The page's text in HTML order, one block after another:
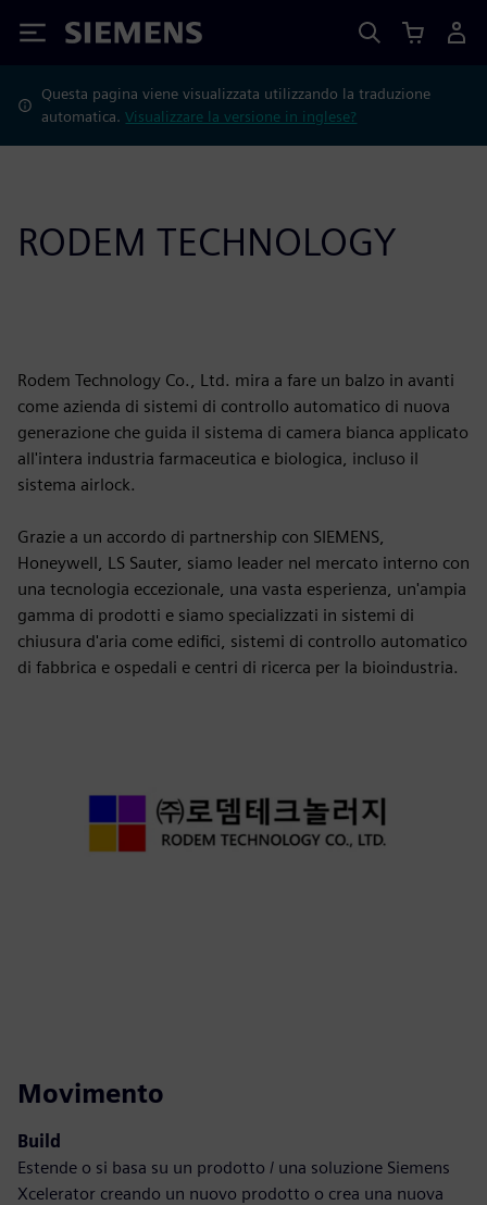
Siemens
Questa pagina viene visualizzata utilizzando la traduzione
automatica.Visualizzare la versione in inglese?
RODEM TECHNOLOGY
Rodem Technology Co., Ltd. mira a fare un balzo in avanti
come azienda di sistemi di controllo automatico di nuova
generazione che guida il sistema di camera bianca applicato
all'intera industria farmaceutica e biologica, incluso il
sistema airlock.
Grazie a un accordo di partnership con SIEMENS,
Honeywell, LS Sauter, siamo leader nel mercato interno con
una tecnologia eccezionale, una vasta esperienza, un'ampia
gamma di prodotti e siamo specializzati in sistemi di
chiusura d'aria come edifici, sistemi di controllo automatico
di fabbrica e ospedali e centri di ricerca per la bioindustria.
Movimento
Build
Estende o si basa su un prodotto / una soluzione Siemens
Xcelerator creando un nuovo prodotto o crea una nuova